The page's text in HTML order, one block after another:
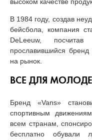
В 1984 году, создав
бейсбола, компания
DeLeeuw,
прославившийся
на рынок.
ВСЕ ДЛЯ
Бренд «Vans»
спортивным
всем странам,
бесплатно обували